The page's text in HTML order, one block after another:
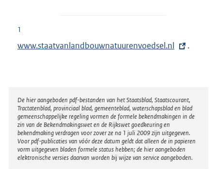
1
E
r
n
e
l
i
n
www.staatvanlandbouwnatuurenvoedsel.nl .
Disclaimer
De hier aangeboden pdf-bestanden van het Staatsblad, Staatscourant,
Tractatenblad, provinciaal blad, gemeenteblad, waterschapsblad en blad
gemeenschappelijke regeling vormen de formele bekendmakingen in de
zin van de Bekendmakingswet en de Rijkswet goedkeuring en
bekendmaking verdragen voor zover ze na 1 juli 2009 zijn uitgegeven.
Voor pdf-publicaties van vóór deze datum geldt dat alleen de in papieren
vorm uitgegeven bladen formele status hebben; de hier aangeboden
elektronische versies daarvan worden bij wijze van service aangeboden.